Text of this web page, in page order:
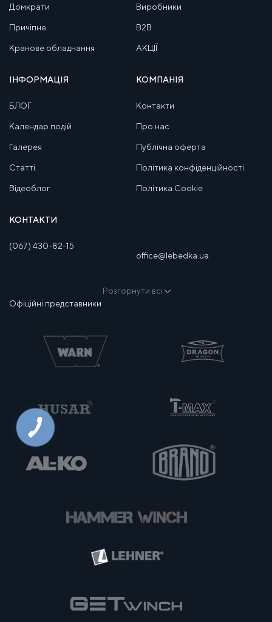
Домкрати
Причіпне
Кранове обладнання
Виробники
B2B
АКЦІЇ
ІНФОРМАЦІЯ
БЛОГ
Календар подій
Галерея
Статті
Відеоблог
КОМПАНІЯ
Контакти
Про нас
Публічна оферта
Політика конфіденційності
Політика Cookie
КОНТАКТИ
(067) 430-82-15
office@lebedka.ua
Розгорнути всі
Офіційні представники